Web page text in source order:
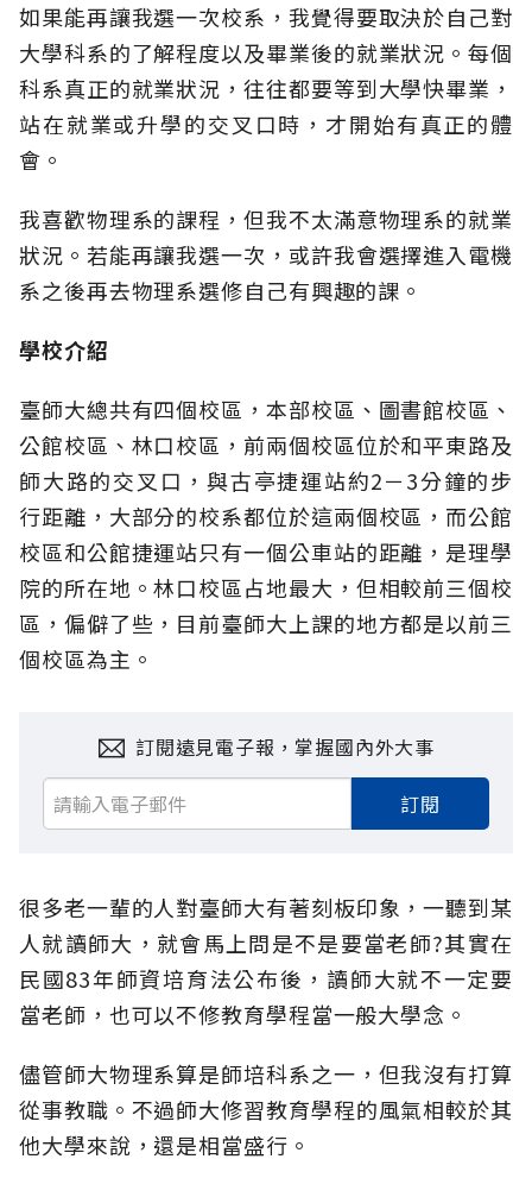
如果能再讓我選一次校系，我覺得要取決於自己對
大學科系的了解程度以及畢業後的就業狀況。每個
科系真正的就業狀況，往往都要等到大學快畢業，
站在就業或升學的交叉口時，才開始有真正的體
會。
我喜歡物理系的課程，但我不太滿意物理系的就業
狀況。若能再讓我選一次，或許我會選擇進入電機
系之後再去物理系選修自己有興趣的課。
學校介紹
臺師大總共有四個校區，本部校區、圖書館校區、
公館校區、林口校區，前兩個校區位於和平東路及
師大路的交叉口，與古亭捷運站約2－3分鐘的步
行距離，大部分的校系都位於這兩個校區，而公館
校區和公館捷運站只有一個公車站的距離，是理學
院的所在地。林口校區占地最大，但相較前三個校
區，偏僻了些，目前臺師大上課的地方都是以前三
個校區為主。
訂閱遠見電子報，掌握國內外大事
訂閱
很多老一輩的人對臺師大有著刻板印象，一聽到某
人就讀師大，就會馬上問是不是要當老師?其實在
民國83年師資培育法公布後，讀師大就不一定要
當老師，也可以不修教育學程當一般大學念。
儘管師大物理系算是師培科系之一，但我沒有打算
從事教職。不過師大修習教育學程的風氣相較於其
他大學來說，還是相當盛行。